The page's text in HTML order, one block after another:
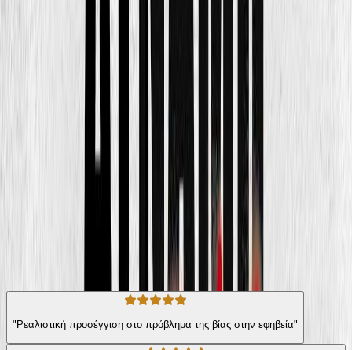
Σχεδιασμός εξωφύλλου: Ρεντουάν Αμζλάν
© 2024, Εκδόσεις ΜΕΤΑΙΧΜΙΟ και Νίκος Σιδέρης (e-mail:
Η γνώμη των ακροατών
★ 4.4 /5 Βαθμολογία βιβλίου
"Ρεαλιστική προσέγγιση στο πρόβλημα της βίας στην εφηβεία"